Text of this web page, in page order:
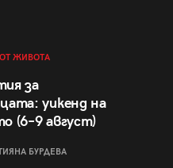
ЖИВОТА
за
уикенд на
(6–9 август)
БУРДЕВА